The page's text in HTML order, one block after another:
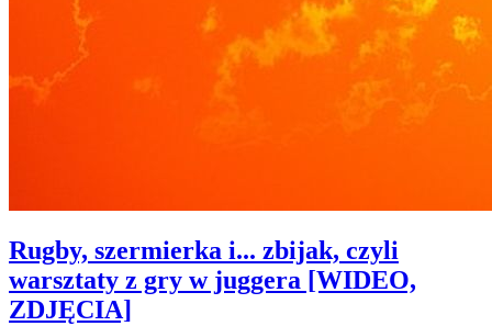
Rugby, szermierka i... zbijak, czyli
warsztaty z gry w juggera [WIDEO,
ZDJĘCIA]